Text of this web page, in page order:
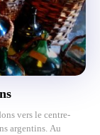
vers le centre-
argentins. Au